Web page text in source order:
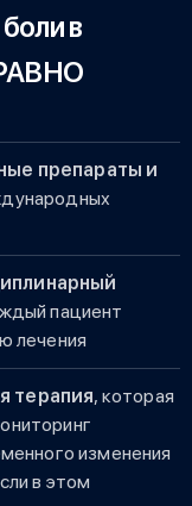
в
препараты и
пациент
лечения
терапия, которая
изменения
в этом